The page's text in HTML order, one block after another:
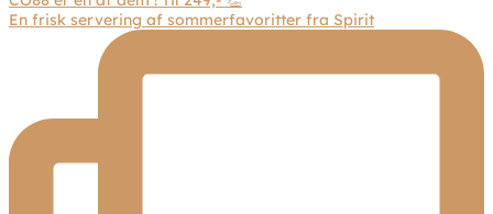
En frisk servering af sommerfavoritter fra Spirit